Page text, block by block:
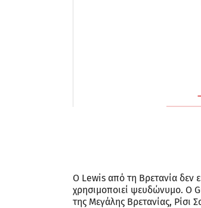
Ο Lewis από τη Βρετανία δεν
χρησιμοποιεί ψευδώνυμο. Ο
της Μεγάλης Βρετανίας, Ρίσι